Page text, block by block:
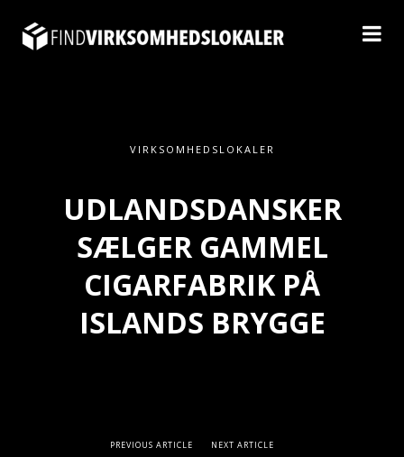
VIRKSOMHEDSLOKALER
UDLANDSDANSKER
SÆLGER GAMMEL
CIGARFABRIK PÅ
ISLANDS BRYGGE
PREVIOUS ARTICLE NEXT ARTICLE